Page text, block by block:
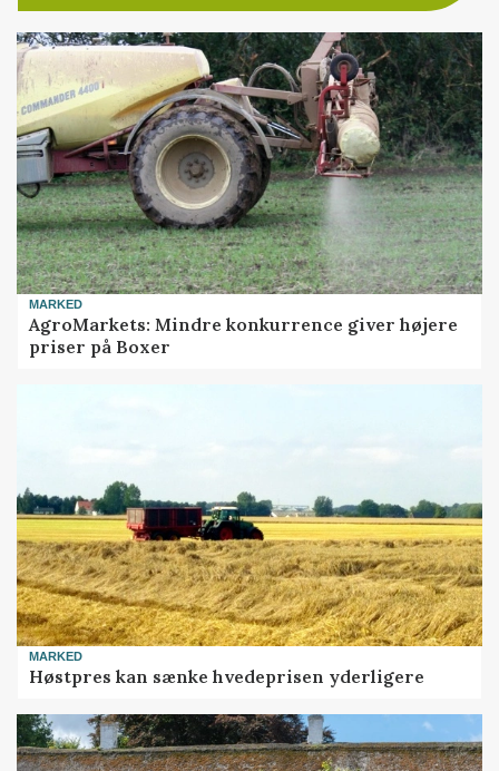
MARKED
AgroMarkets: Mindre konkurrence giver højere
priser på Boxer
MARKED
Høstpres kan sænke hvedeprisen yderligere